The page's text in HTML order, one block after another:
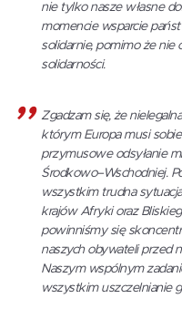
nie tylko nasze własne
momencie wsparcie
solidarnie, pomimo że nie
solidarności.
Zgadzam się, że
którym Europa musi
przymusowe odsyłanie
Środkowo–Wschodniej.
wszystkim trudna
krajów Afryki oraz
powinniśmy się
naszych obywateli przed
Naszym wspólnym
wszystkim uszczelnianie